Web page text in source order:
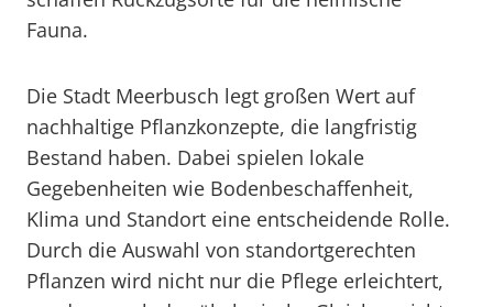
Fauna.
Die Stadt Meerbusch legt großen Wert auf
nachhaltige Pflanzkonzepte, die langfristig
Bestand haben. Dabei spielen lokale
Gegebenheiten wie Bodenbeschaffenheit,
Klima und Standort eine entscheidende Rolle.
Durch die Auswahl von standortgerechten
Pflanzen wird nicht nur die Pflege erleichtert,